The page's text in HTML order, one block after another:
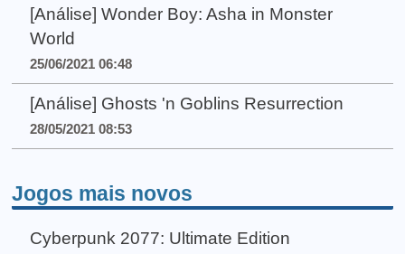
[Análise] Wonder Boy: Asha in Monster
World
25/06/2021 06:48
[Análise] Ghosts 'n Goblins Resurrection
28/05/2021 08:53
Jogos mais novos
Cyberpunk 2077: Ultimate Edition